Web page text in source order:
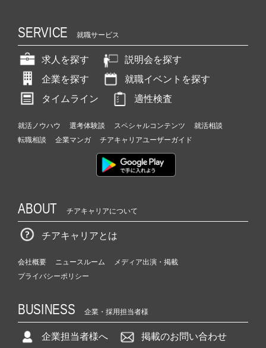
SERVICE 就職サービス
求人を探す
説明会を探す
企業を探す
就職イベントを探す
タイムライン
適性検査
就活ノウハウ 選考体験談 スペシャルコンテンツ
就活相談
転職相談
企業マンガ チアキャリアユーザーガイド
ABOUT チアキャリアについて
チアキャリアとは
会社概要 ニュースルーム
メディア出演・掲載
プライバシーポリシー
BUSINESS 企業・採用担当者様
企業担当者様へ 掲載のお問い合わせ